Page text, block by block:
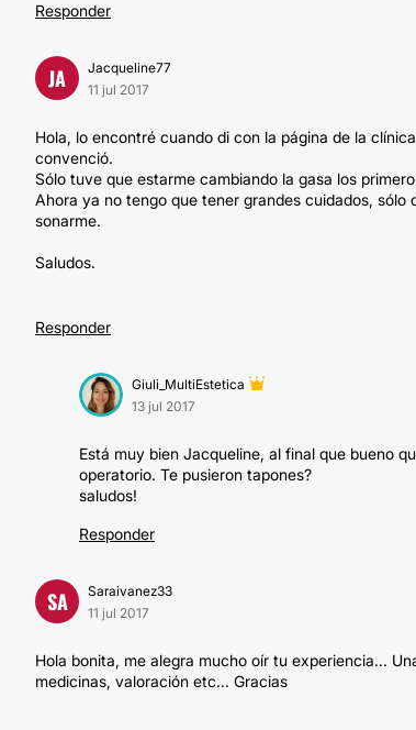
Responder
JA
Jacqueline77
11 jul 2017
Hola, lo encontré cuando di con la página de la
convenció.
Sólo tuve que estarme cambiando la gasa los
Ahora ya no tengo que tener grandes cuidados,
sonarme.
Saludos.
Responder
Giuli_MultiEstetica
13 jul 2017
Está muy bien Jacqueline, al final que bueno
operatorio. Te pusieron tapones?
saludos!
Responder
SA
Saraivanez33
11 jul 2017
Hola bonita, me alegra mucho oír tu experiencia...
medicinas, valoración etc... Gracias